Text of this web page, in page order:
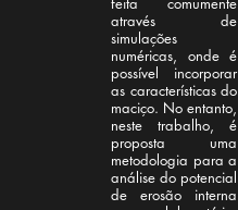
através de
simulações
numéricas, onde é
possível incorporar
as características do
maciço. No entanto,
neste trabalho, é
proposta uma
metodologia para a
análise do potencial
de erosão interna